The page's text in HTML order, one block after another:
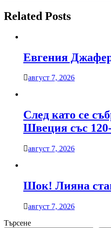
Related Posts
Евгения
август 7, 2026
След като се
Швеция със
август 7, 2026
Шок! Лияна
август 7, 2026
Търсене